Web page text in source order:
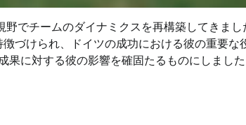
でチームのダイナミクスを再構築してきまし
づけられ、ドイツの成功における彼の重要な
に対する彼の影響を確固たるものにしました